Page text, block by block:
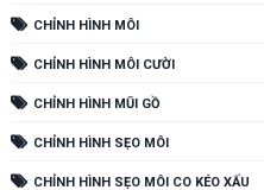
CHỈNH HÌNH MÔI
CHỈNH HÌNH MÔI CƯỜI
CHỈNH HÌNH MŨI GỒ
CHỈNH HÌNH SẸO MÔI
CHỈNH HÌNH SẸO MÔI CO KÉO XẤU